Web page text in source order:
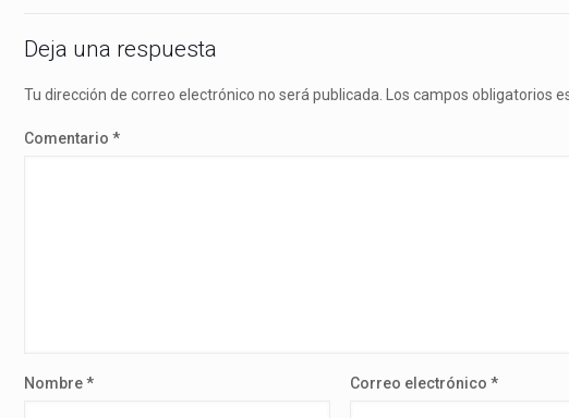
Deja una respuesta
Tu dirección de correo electrónico no será publicada. Los campos obligatorios
Comentario *
Nombre* Correo electrónico *